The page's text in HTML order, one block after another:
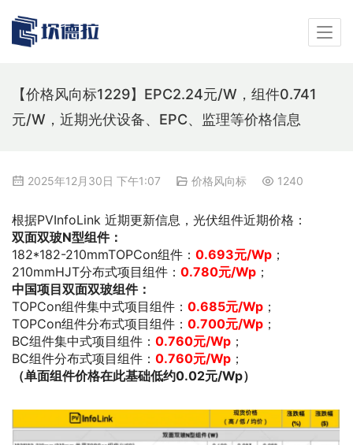
【价格风向标1229】EPC2.24元/W，组件0.741
元/W，近期光伏设备、EPC、监理等价格信息
2025年12月30日 下午1:07 价格风向标 1240
根据PVInfoLink 近期更新信息，光伏组件近期价格：
双面双玻N型组件：
182*182-210mmTOPCon组件： 0.693元/Wp ；
210mmHJT分布式项目组件： 0.780元/Wp ；
中国项目双面双玻组件：
TOPCon组件集中式项目组件： 0.685元/Wp ；
TOPCon组件分布式项目组件： 0.700元/Wp ；
BC组件集中式项目组件： 0.760元/Wp ；
BC组件分布式项目组件： 0.760元/Wp ；
（单面组件价格在此基础低约0.02元/Wp）